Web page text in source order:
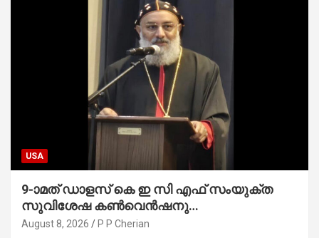
USA
9-ാമത് ഡാളസ് കെ ഇ സി എഫ് സംയുക്ത
സുവിശേഷ കൺവെൻഷനു
പ്രാർത്ഥനാനിർഭരമായ തുടക്കം
August 8, 2026 P P Cherian